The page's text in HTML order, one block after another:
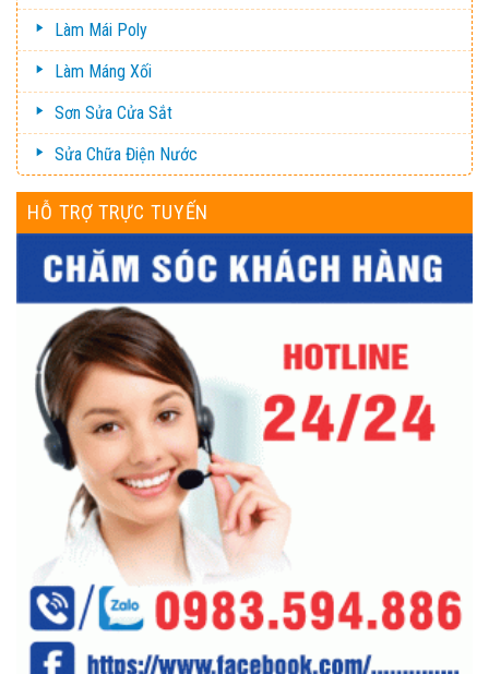
Làm Mái Poly
Làm Máng Xối
Sơn Sửa Cửa Sắt
Sửa Chữa Điện Nước
HỖ TRỢ TRỰC TUYẾN